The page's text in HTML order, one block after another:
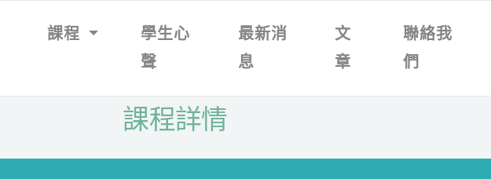
課程
學生心
聲
最新消
息
文
章
聯絡我
們
課程詳情